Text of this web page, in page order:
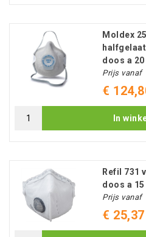
Moldex
doos a
Prijs vanaf
€
In
Refil 731
doos a
Prijs vanaf
€ 25,37